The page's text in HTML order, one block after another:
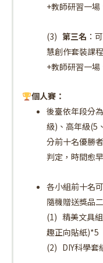
+教師研習一場
(3) 第三名 ：
慧創作套裝課程
+教師研習一場
個人賽：
後臺依年段分
級) 、高年級(5 、
分前十名優勝
判定，時間愈
各小組前十名
隨機贈送獎品
(1) 精美文具組
趣正向貼紙)*5
(2) DIY科學套